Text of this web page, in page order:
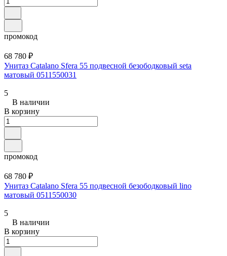
промокод
68 780 ₽
Унитаз Catalano Sfera 55 подвесной безободковый seta
матовый 0511550031
5
В наличии
В корзину
промокод
68 780 ₽
Унитаз Catalano Sfera 55 подвесной безободковый lino
матовый 0511550030
5
В наличии
В корзину